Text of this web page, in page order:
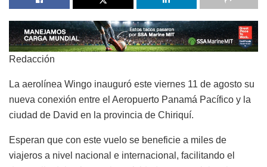
Redacción
La aerolínea Wingo inauguró este viernes 11 de agosto su
nueva conexión entre el Aeropuerto Panamá Pacífico y la
ciudad de David en la provincia de Chiriquí.
Esperan que con este vuelo se beneficie a miles de
viajeros a nivel nacional e internacional, facilitando el